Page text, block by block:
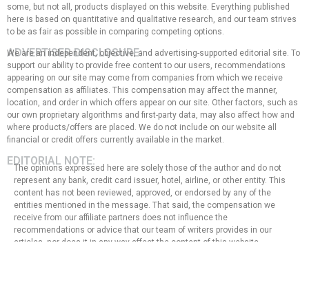
some, but not all, products displayed on this website. Everything published
here is based on quantitative and qualitative research, and our team strives
to be as fair as possible in comparing competing options.
ADVERTISER DISCLOSURE:
We are an independent, objective, and advertising-supported editorial site. To
support our ability to provide free content to our users, recommendations
appearing on our site may come from companies from which we receive
compensation as affiliates. This compensation may affect the manner,
location, and order in which offers appear on our site. Other factors, such as
our own proprietary algorithms and first-party data, may also affect how and
where products/offers are placed. We do not include on our website all
financial or credit offers currently available in the market.
EDITORIAL NOTE:
The opinions expressed here are solely those of the author and do not
represent any bank, credit card issuer, hotel, airline, or other entity. This
content has not been reviewed, approved, or endorsed by any of the
entities mentioned in the message. That said, the compensation we
receive from our affiliate partners does not influence the
recommendations or advice that our team of writers provides in our
articles, nor does it in any way affect the content of this website.